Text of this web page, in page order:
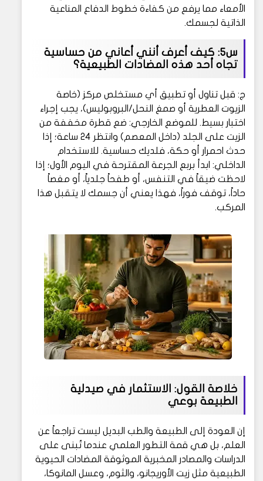
الأمعاء مما يرفع من كفاءة خطوط الدفاع المناعية
الذاتية لجسمك.
س5: كيف أعرف أنني أعاني من حساسية
تجاه أحد هذه المضادات الطبيعية؟
ج: قبل تناول أو تطبيق أي مستخلص مركز (خاصة
الزيوت العطرية أو صمغ النحل/البروبوليس)، يجب إجراء
اختبار بسيط. للموضع الخارجي: ضع قطرة مخففة من
الزيت على الجلد (داخل المعصم) وانتظر 24 ساعة؛ إذا
حدث احمرار أو حكة، فلديك حساسية. للاستخدام
الداخلي: ابدأ بربع الجرعة المقترحة في اليوم الأول؛ إذا
لاحظت ضيقاً في التنفس، أو طفحاً جلدياً، أو مغصاً
حاداً، توقف فوراً، فهذا يعني أن جسمك لا يتقبل هذا
المركب.
خلاصة القول: الاستثمار في صيدلية
الطبيعة بوعي
إن العودة إلى الطبيعة والطب البديل ليست تراجعاً عن
العلم، بل هي قمة التطور العلمي عندما تُبنى على
الدراسات والمصادر المخبرية الموثوقة المضادات الحيوية
الطبيعية مثل زيت الأوريجانو، والثوم، وعسل المانوكا،